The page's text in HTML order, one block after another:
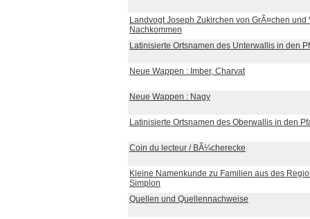
Landvogt Joseph Zukirchen von GrÃ¤chen und
Nachkommen
Latinisierte Ortsnamen des Unterwallis in den
Neue Wappen : Imber, Charvat
Neue Wappen : Nagy
Latinisierte Ortsnamen des Oberwallis in den
Coin du lecteur / BÃ¼cherecke
Kleine Namenkunde zu Familien aus des
Simplon
Quellen und Quellennachweise